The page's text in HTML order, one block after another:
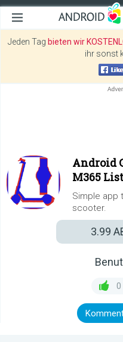
Jeden Tag bieten wir
ihr sonst
Android
M365
Simple app
scooter.
3.99
0